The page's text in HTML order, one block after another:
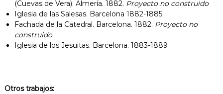
(Cuevas de Vera). Almería. 1882. Proyecto no construido
Iglesia de las Salesas. Barcelona 1882-1885
Fachada de la Catedral. Barcelona. 1882. Proyecto no
construido
Iglesia de los Jesuitas. Barcelona. 1883-1889
Otros trabajos: